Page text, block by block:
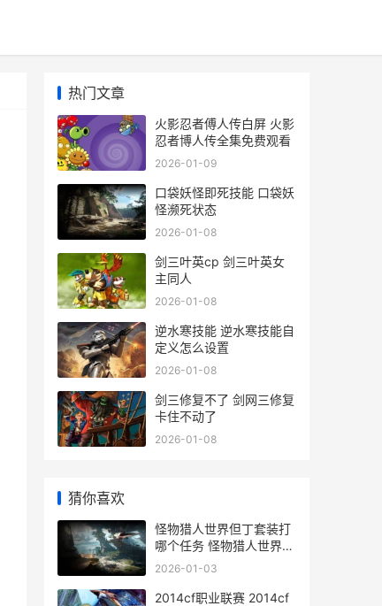
热门文章
火影忍者傅人传白屏 火影
忍者博人传全集免费观看
2026-01-09
口袋妖怪即死技能 口袋妖
怪濒死状态
2026-01-08
剑三叶英cp 剑三叶英女
主同人
2026-01-08
逆水寒技能 逆水寒技能自
定义怎么设置
2026-01-08
剑三修复不了 剑网三修复
卡住不动了
2026-01-08
猜你喜欢
怪物猎人世界但丁套装打
哪个任务 怪物猎人世界但
丁外观
2026-01-03
2014cf职业联赛 2014cf